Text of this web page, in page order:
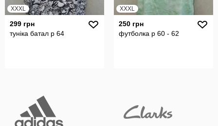
XXXL
299 грн
туніка батал р 64
XXXL
250 грн
футболка р 60 - 62